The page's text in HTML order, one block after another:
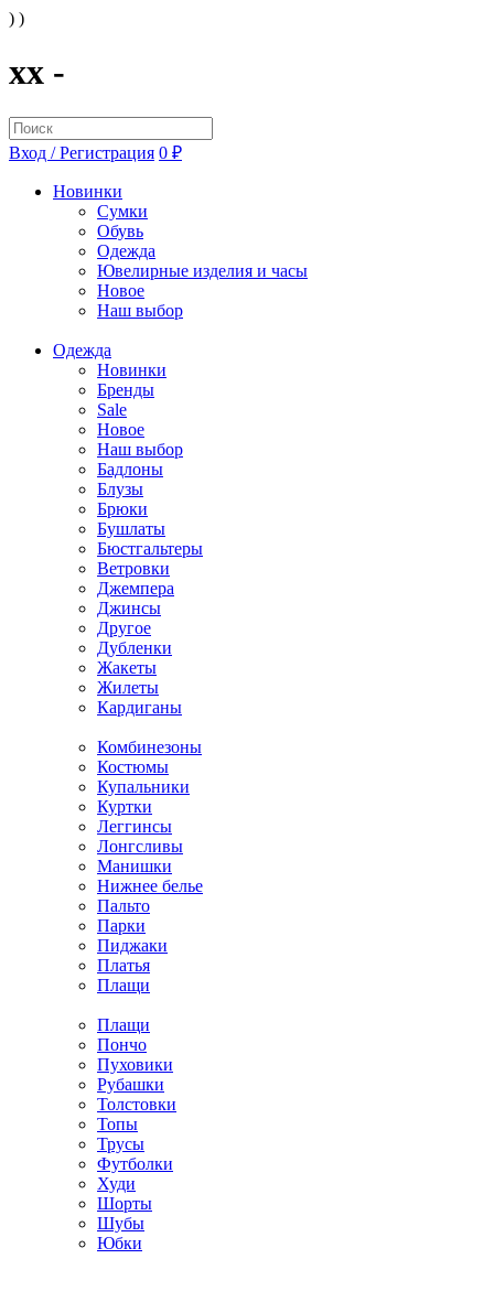
) )
xx -
Вход / Регистрация 0 ₽
Новинки
Сумки
Обувь
Одежда
Ювелирные изделия и часы
Новое
Наш выбор
Одежда
Новинки
Бренды
Sale
Новое
Наш выбор
Бадлоны
Блузы
Брюки
Бушлаты
Бюстгальтеры
Ветровки
Джемпера
Джинсы
Другое
Дубленки
Жакеты
Жилеты
Кардиганы
Комбинезоны
Костюмы
Купальники
Куртки
Леггинсы
Лонгсливы
Манишки
Нижнее белье
Пальто
Парки
Пиджаки
Платья
Плащи
Плащи
Пончо
Пуховики
Рубашки
Толстовки
Топы
Трусы
Футболки
Худи
Шорты
Шубы
Юбки